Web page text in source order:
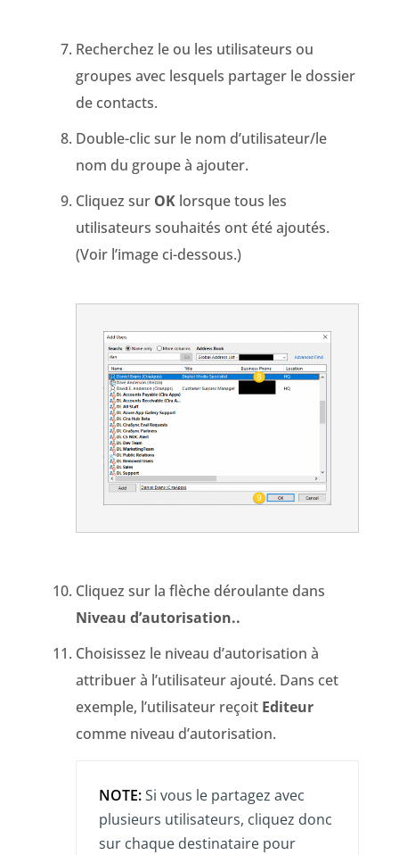
Recherchez le ou les utilisateurs ou
groupes avec lesquels partager le dossier
de contacts.
Double-clic sur le nom d’utilisateur/le
nom du groupe à ajouter.
Cliquez sur OK lorsque tous les
utilisateurs souhaités ont été ajoutés.
(Voir l’image ci-dessous.)
Cliquez sur la flèche déroulante dans
Niveau d’autorisation..
Choisissez le niveau d’autorisation à
attribuer à l’utilisateur ajouté. Dans cet
exemple, l’utilisateur reçoit Editeur
comme niveau d’autorisation.
NOTE:Si vous le partagez avec
plusieurs utilisateurs, cliquez donc
sur chaque destinataire pour